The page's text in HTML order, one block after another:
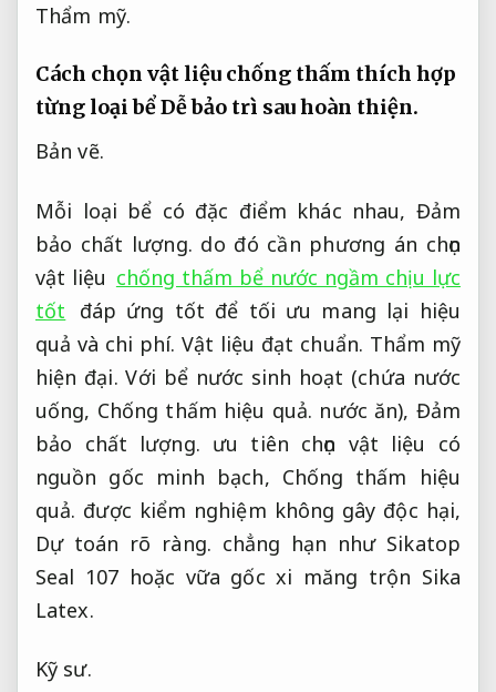
Thẩm mỹ.
Cách chọn vật liệu chống thấm thích hợp
từng loại bểDễ bảo trì sau hoàn thiện.
Bản vẽ.
Mỗi loại bể có đặc điểm khác nhau, Đảm
bảo chất lượng. do đó cần phương án chọn
vật liệu chống thấm bể nước ngầm chịu lực
tốt
đáp ứng tốt để tối ưu mang lại hiệu
quả và chi phí.Vật liệu đạt chuẩn. Thẩm mỹ
hiện đại. Với bể nước sinh hoạt (chứa nước
uống, Chống thấm hiệu quả. nước ăn), Đảm
bảo chất lượng. ưu tiên chọn vật liệu có
nguồn gốc minh bạch, Chống thấm hiệu
quả. được kiểm nghiệm không gây độc hại,
Dự toán rõ ràng. chẳng hạn như Sikatop
Seal 107 hoặc vữa gốc xi măng trộn Sika
Latex.
Kỹ sư.